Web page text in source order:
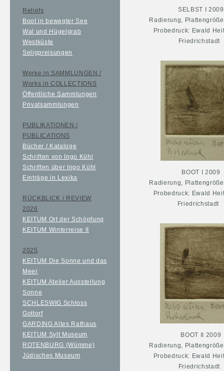
Reliefs
Boot in bewegter See
Wal und Hügelgrab
Westküste
Seligpreisungen
Werke in SAMMLUNGEN /
Works in COLLECTIONS
Öffentliche Sammlungen
Privatsammlungen
PUBLIKATIONEN /
PUBLICATIONS
Bücher / Kataloge
Schriften von Ingo Kühl
Schriften über Ingo Kühl
Einträge in Lexika
RÜCKBLICK / REVIEW
2026
KEITUM Ort der Schöpfung
KEITUM Winterreise II
2025
KEITUM Die Sonne und das
Meer
KEITUM Atelier Ausstellung
Sonne
SCHLESWIG Schloss
Gottorf
GARDING Altes Rathaus
KEITUM Sylt Museum
ROTENBURG (Wümme)
Jüdisches Museum
SELBST I 2009
Radierung,
Probedruck: Ewald
Friedrichstadt
BOOT I 2009
Radierung,
Probedruck: Ewald
Friedrichstadt
BOOT II 2009
Radierung,
Probedruck: Ewald
Friedrichstadt